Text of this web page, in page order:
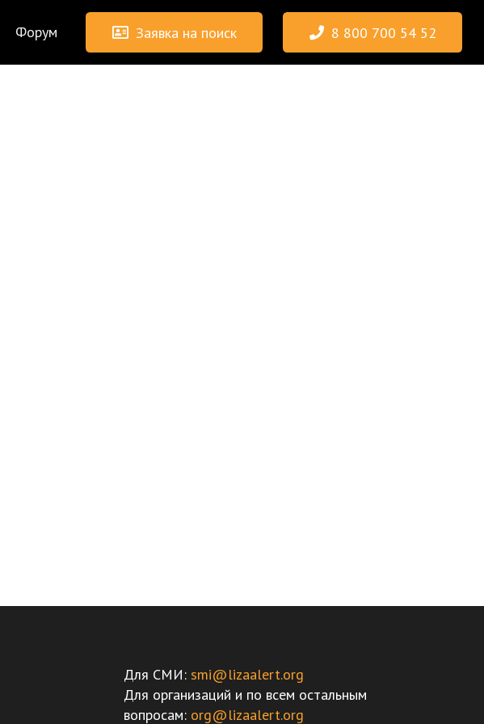
Форум Заявка на поиск 8 800 700 54 52
Для СМИ: smi@lizaalert.org
Для организаций и по всем остальным
вопросам: org@lizaalert.org